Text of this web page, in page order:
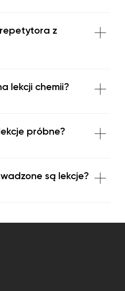
z
lekcji chemii?
próbne?
są lekcje?